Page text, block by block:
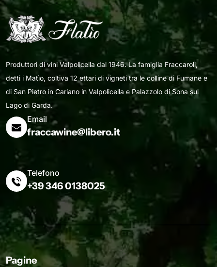
Produttori di vini Valpolicella dal 1946. La famiglia Fraccaroli,
detti i Matìo, coltiva 12 ettari di vigneti tra le colline di Fumane e
di San Pietro in Cariano in Valpolicella e Palazzolo di Sona sul
Lago di Garda.
Email
fraccawine@libero.it
Telefono
+39 346 0138025
Pagine